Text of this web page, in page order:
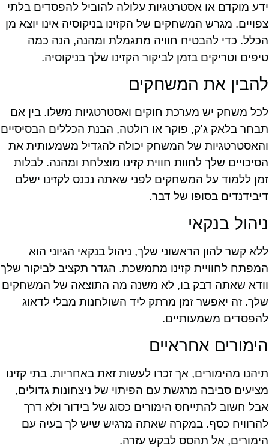
ידע מוקדם או אסטרטגיות עלולה להוביל להפסדים בלתי
צפויים. מגרש המשחקים של הקזינו בניקוסיה אינו יוצא מן
הכלל. כדי להבטיח חוויה מתגמלת ומהנה, הנה כמה
טיפים וטריקים בזמן לביקור הקזינו שלך בניקוסיה.
להבין את המשחקים
לכל משחק יש מערכת חוקים ואסטרטגיות משלו. בין אם
תבחר בלאק ג'ק, פוקר או רולטה, הבנת הכללים הבסיסיים
והאסטרטגיות של המשחק יכולה להגדיל משמעותית את
הסיכויים שלך לחוות חווית קזינו מוצלחת ומהנה. לבלות
זמן ללמוד על המשחקים לפני שאתה נכנס לקזינו ישלם
דיבידנדים בסופו של דבר.
ניהול בנקאי
ללא קשר להון הראשוני שלך, ניהול בנקאי הגיוני הוא
המפתח לחוויית קזינו מתמשכת. הגדר תקציב לביקור שלך
וודא שאתה דבק בו, לא משנה מה התוצאה של המשחקים
שלך. זה יאפשר זמן מרתק ליד השולחנות מבלי לדאוג
להפסדים משמעותיים.
הימורים אחראיים
תיהנו מהימורים, אך זכרו לעשות זאת באחריות. בתי קזינו
מציעים סביבה מרגשת עם הפיתוי של ניצחונות גדולים,
אבל חשוב להתייחס הימורים כסוג של בידור ולא דרך
להרוויח כסף. במקרה שאתה מרגיש שיש לך בעיה עם
הימורים, אל תהסס לבקש עזרה.